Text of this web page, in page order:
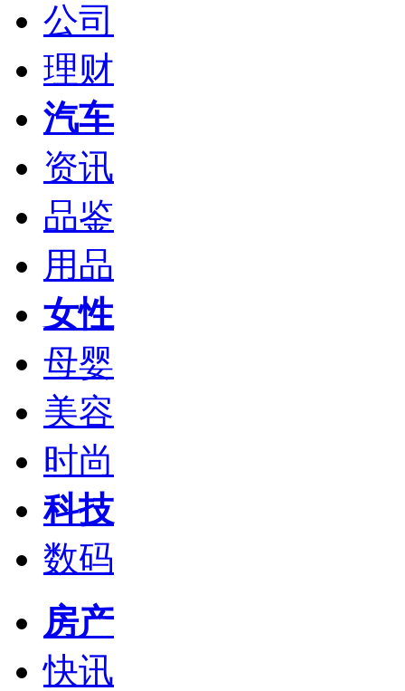
公司
理财
汽车
资讯
品鉴
用品
女性
母婴
美容
时尚
科技
数码
房产
快讯